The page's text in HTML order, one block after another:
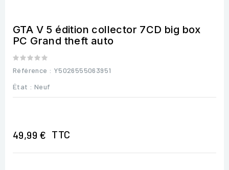
GTA V 5 édition collector 7CD big box
PC Grand theft auto
Référence : Y5026555063951
État : Neuf
49,99 € TTC